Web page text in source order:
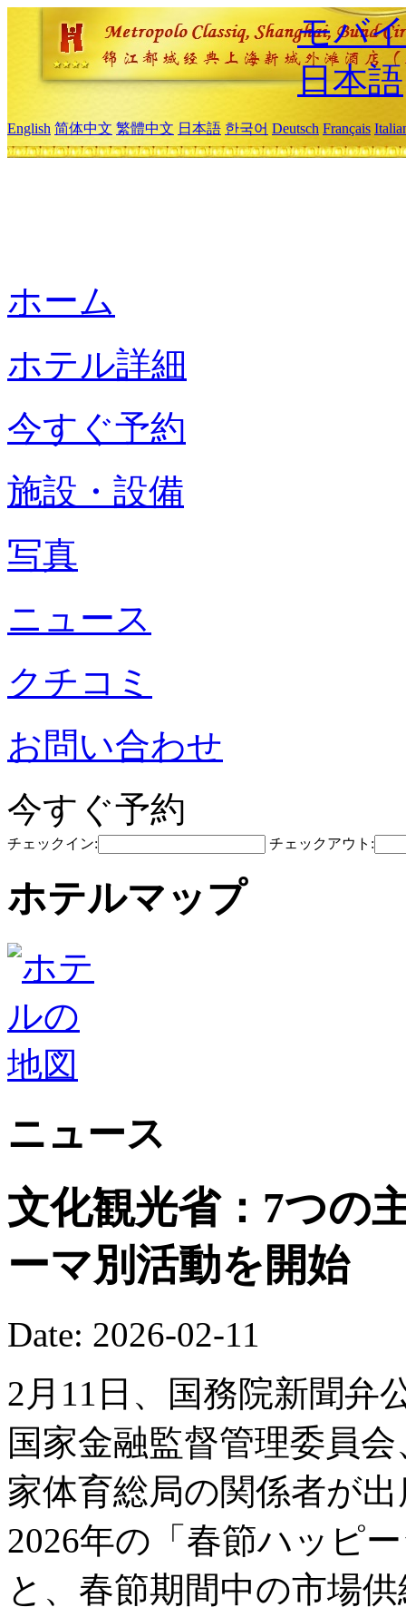
モバ
日本語
English 简体中文 繁體中文 日本語 한국어 Deutsch Français
ホーム
ホテル詳細
今すぐ予約
施設・設備
写真
ニュース
クチコミ
お問い合わせ
今すぐ予約
チェックイン: チェックアウト:
ホテルマップ
ニュース
文化観光省：7つの
ーマ別活動を開始
Date: 2026-02-11
2月11日、国務院新聞弁
国家金融監督管理委員
家体育総局の関係者が
2026年の「春節ハッピ
と、春節期間中の市場